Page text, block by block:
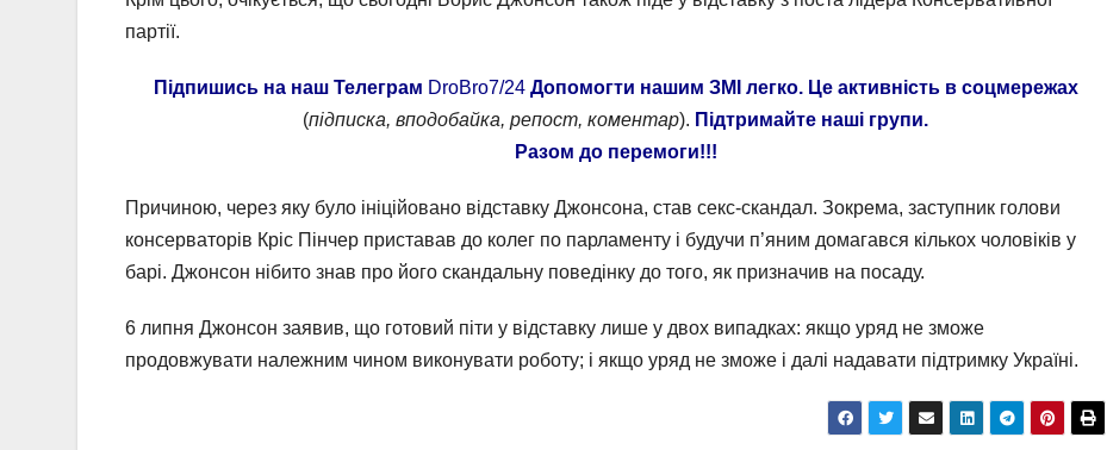
партії.
Підпишись на наш Телеграм DroBro7/24 Допомогти нашим ЗМІ легко. Це активність в соцмережах
(підписка, вподобайка, репост, коментар). Підтримайте наші групи.
Разом до перемоги!!!
Причиною, через яку було ініційовано відставку Джонсона, став секс-скандал. Зокрема, заступник голови
консерваторів Кріс Пінчер приставав до колег по парламенту і будучи п’яним домагався кількох чоловіків у
барі. Джонсон нібито знав про його скандальну поведінку до того, як призначив на посаду.
6 липня Джонсон заявив, що готовий піти у відставку лише у двох випадках: якщо уряд не зможе
продовжувати належним чином виконувати роботу; і якщо уряд не зможе і далі надавати підтримку Україні.